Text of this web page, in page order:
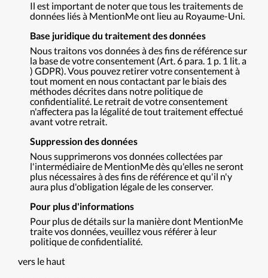
Il est important de noter que tous les traitements de
données liés à MentionMe ont lieu au Royaume-Uni.
Base juridique du traitement des données
Nous traitons vos données à des fins de référence sur
la base de votre consentement (Art. 6 para. 1 p. 1 lit. a
) GDPR). Vous pouvez retirer votre consentement à
tout moment en nous contactant par le biais des
méthodes décrites dans notre politique de
confidentialité. Le retrait de votre consentement
n'affectera pas la légalité de tout traitement effectué
avant votre retrait.
Suppression des données
Nous supprimerons vos données collectées par
l'intermédiaire de MentionMe dès qu'elles ne seront
plus nécessaires à des fins de référence et qu'il n'y
aura plus d'obligation légale de les conserver.
Pour plus d'informations
Pour plus de détails sur la manière dont MentionMe
traite vos données, veuillez vous référer à leur
politique de confidentialité.
vers le haut